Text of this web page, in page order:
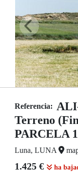
Referencia:
Terreno
PARCELA
Luna, LUNA
1.425 € ha